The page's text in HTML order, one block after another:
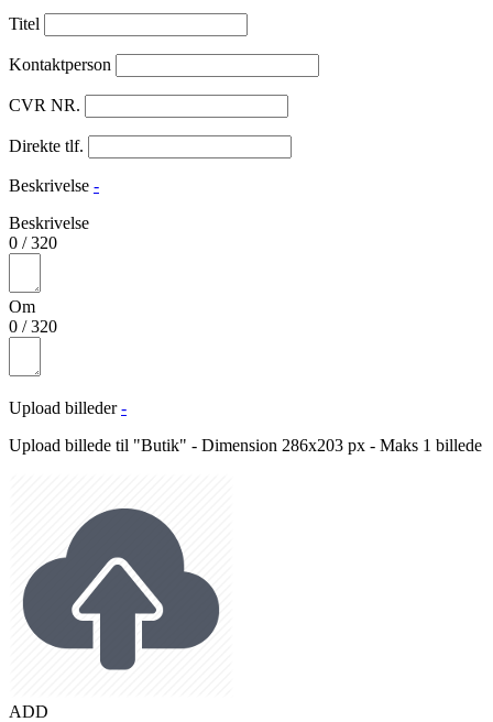
Titel
Kontaktperson
CVR NR.
Direkte tlf.
Beskrivelse -
Beskrivelse
0 /320
Om
0 /320
Upload billeder -
Upload billede til "Butik" - Dimension 286x203 px - Maks 1 billede
ADD